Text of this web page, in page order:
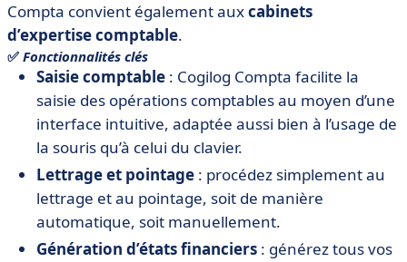
Compta convient également auxcabinets
d’expertise comptable.
✅ Fonctionnalités clés
Saisie comptable : Cogilog Compta facilite la
saisie des opérations comptables au moyen d’une
interface intuitive, adaptée aussi bien à l’usage de
la souris qu’à celui du clavier.
Lettrage et pointage : procédez simplement au
lettrage et au pointage, soit de manière
automatique, soit manuellement.
Génération d’états financiers : générez tous vos